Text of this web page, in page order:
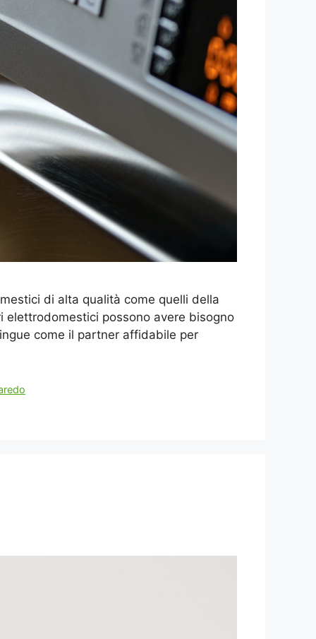
di alta qualità come quelli della
elettrodomestici possono avere bisogno
come il partner affidabile per